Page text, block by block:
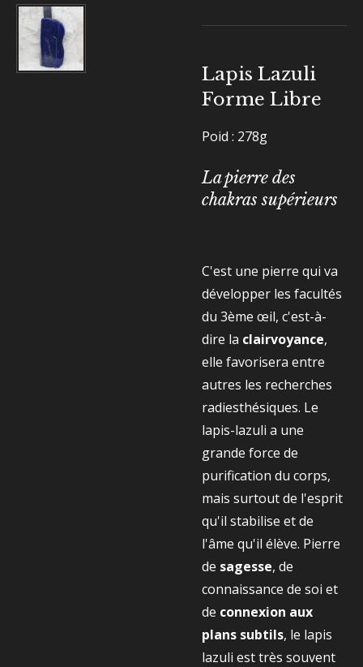
Lapis Lazuli
Forme Libre
Poid : 278g
La pierre des
chakras supérieurs
C'est une pierre qui va
développer les facultés
du 3ème œil, c'est-à-
dire la clairvoyance,
elle favorisera entre
autres les recherches
radiesthésiques. Le
lapis-lazuli a une
grande force de
purification du corps,
mais surtout de l'esprit
qu'il stabilise et de
l'âme qu'il élève. Pierre
de sagesse, de
connaissance de soi et
de connexion aux
plans subtils, le lapis
lazuli est très souvent